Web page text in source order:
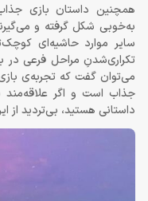
همچنین داستان بازی
به‌خوبی شکل گرفته و
سایر موارد حاشیه‌ای
تکراری‌شدنِ مراحل فرعی در
داستانی هستید، بی‌تردید از